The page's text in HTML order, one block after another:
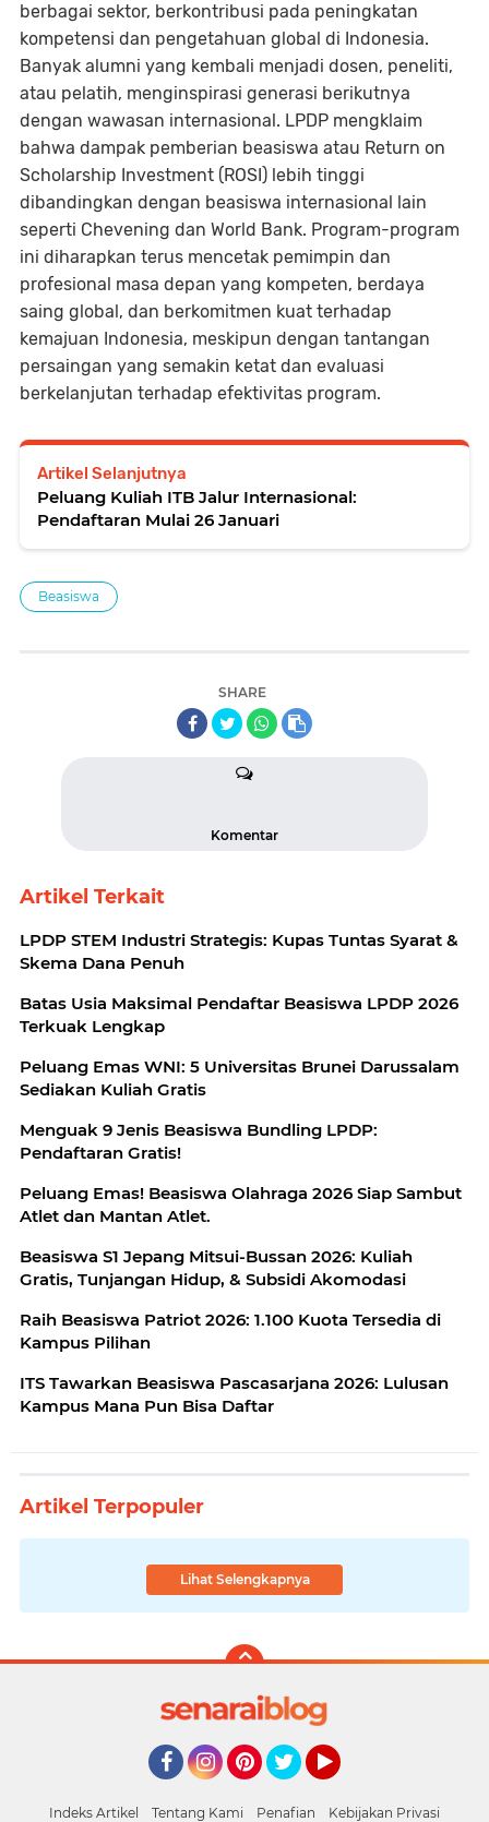
berbagai sektor, berkontribusi pada peningkatan
kompetensi dan pengetahuan global di Indonesia.
Banyak alumni yang kembali menjadi dosen, peneliti,
atau pelatih, menginspirasi generasi berikutnya
dengan wawasan internasional. LPDP mengklaim
bahwa dampak pemberian beasiswa atau Return on
Scholarship Investment (ROSI) lebih tinggi
dibandingkan dengan beasiswa internasional lain
seperti Chevening dan World Bank. Program-program
ini diharapkan terus mencetak pemimpin dan
profesional masa depan yang kompeten, berdaya
saing global, dan berkomitmen kuat terhadap
kemajuan Indonesia, meskipun dengan tantangan
persaingan yang semakin ketat dan evaluasi
berkelanjutan terhadap efektivitas program.
Artikel Selanjutnya
Peluang Kuliah ITB Jalur Internasional:
Pendaftaran Mulai 26 Januari
Beasiswa
SHARE
Komentar
Artikel Terkait
LPDP STEM Industri Strategis: Kupas Tuntas Syarat &
Skema Dana Penuh
Batas Usia Maksimal Pendaftar Beasiswa LPDP 2026
Terkuak Lengkap
Peluang Emas WNI: 5 Universitas Brunei Darussalam
Sediakan Kuliah Gratis
Menguak 9 Jenis Beasiswa Bundling LPDP:
Pendaftaran Gratis!
Peluang Emas! Beasiswa Olahraga 2026 Siap Sambut
Atlet dan Mantan Atlet.
Beasiswa S1 Jepang Mitsui-Bussan 2026: Kuliah
Gratis, Tunjangan Hidup, & Subsidi Akomodasi
Raih Beasiswa Patriot 2026: 1.100 Kuota Tersedia di
Kampus Pilihan
ITS Tawarkan Beasiswa Pascasarjana 2026: Lulusan
Kampus Mana Pun Bisa Daftar
Artikel Terpopuler
Lihat Selengkapnya
Indeks Artikel Tentang Kami Penafian Kebijakan Privasi